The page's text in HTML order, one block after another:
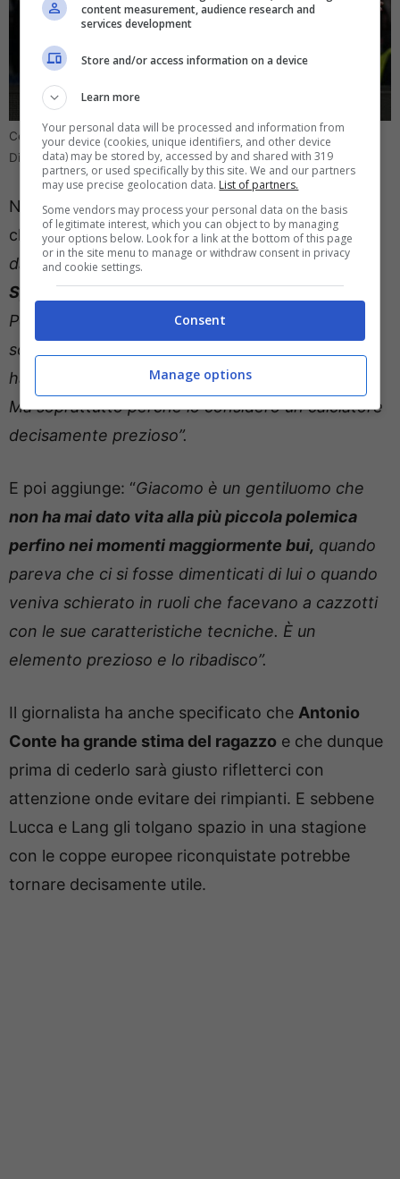
Cessione pesante per il Napoli, ecco di chi si tratta (ANSA)
DirettaGoal.it
Ne ha parlatoRosario Pastore,noto giornalista,
che ha specificato: “Voci sempre più insistenti
darebbero il calciatore in partenza
verso la
Spagna per giocare nell’Atletico Madrid.
Personalmente lo considero un
solo perché ricordo che i gol di questo ragazzo
hanno contribuito al terzo e al quarto Scudetto.
Ma soprattutto perché lo considero un calciatore
decisamente prezioso”.
E poi aggiunge: “Giacomo è un gentiluomo che
non ha mai dato vita alla più piccola polemica
perfino nei momenti maggiormente bui, quando
pareva che ci si fosse dimenticati di lui o quando
veniva schierato in ruoli che facevano a cazzotti
con le sue caratteristiche tecniche. È un
elemento prezioso e lo ribadisco”.
Il giornalista ha anche specificato che Antonio
Conte ha grande stima del ragazzo e che dunque
prima di cederlo sarà giusto rifletterci con
attenzione onde evitare dei rimpianti. E sebbene
Lucca e Lang gli tolgano spazio in una stagione
con le coppe europee riconquistate potrebbe
tornare decisamente utile.
content measurement, audience research and
services development
Store and/or access information on a device
Learn more
Your personal data will be processed and information from
your device (cookies, unique identifiers, and other device
data) may be stored by, accessed by and shared with 319
partners, or used specifically by this site. We and our partners
may use precise geolocation data. List of partners.
Some vendors may process your personal data on the basis
of legitimate interest, which you can object to by managing
your options below. Look for a link at the bottom of this page
or in the site menu to manage or withdraw consent in privacy
and cookie settings.
Consent
Manage options